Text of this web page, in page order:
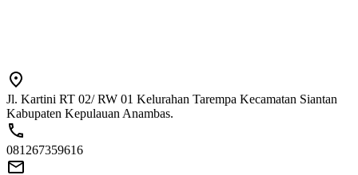
Jl. Kartini RT 02/ RW 01 Kelurahan Tarempa Kecamatan Siantan
Kabupaten Kepulauan Anambas.
081267359616